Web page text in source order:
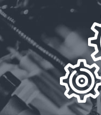
Skip
content